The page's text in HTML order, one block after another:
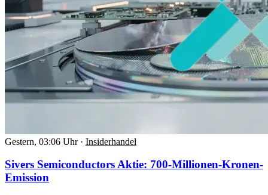
Gestern, 03:06 Uhr · Insiderhandel
Sivers Semiconductors Aktie: 700-Millionen-Kronen-
Emission